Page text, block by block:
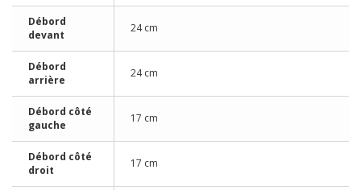
Débord
devant
24 cm
Débord
arrière
24 cm
Débord côté
gauche
17 cm
Débord côté
droit
17 cm